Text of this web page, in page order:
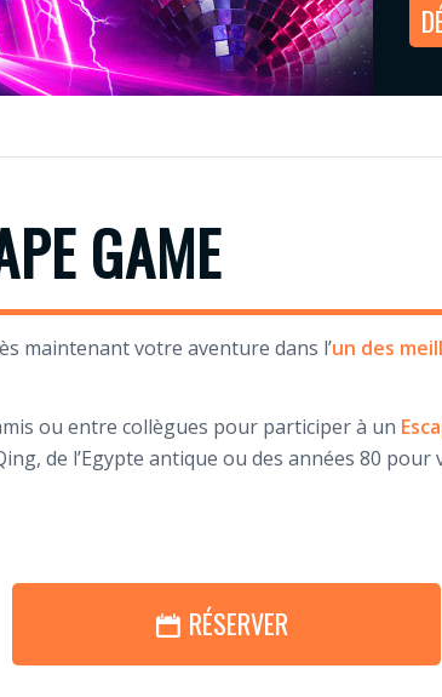
GAME
maintenant votre aventure dans l’un des
ou entre collègues pour participer à un
de l’Egypte antique ou des années 80
RÉSERVER